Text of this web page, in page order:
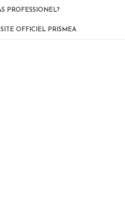
PROFESSIONEL?
OFFICIEL PRISMEA